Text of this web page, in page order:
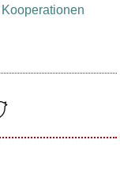
Kooperationen